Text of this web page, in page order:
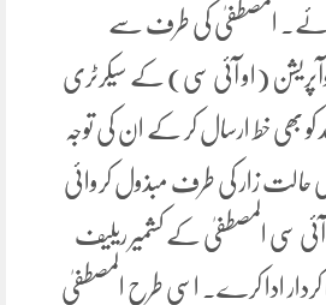
المصطفیٰ کی طرف سے
کوآپریشن (او آئی سی) کے سیکرٹری
کو بھی خط ارسال کر کے ان کی توجہ
حالت زار کی طرف مبذول کروائی
آئی سی المصطفیٰ کے کشمیر ریلیف
کردار ادا کرے۔ اسی طرح المصطفیٰ